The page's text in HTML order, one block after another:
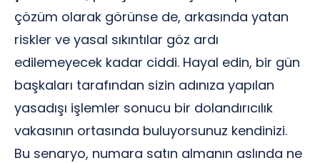
çözüm olarak görünse de, arkasında yatan
riskler ve yasal sıkıntılar göz ardı
edilemeyecek kadar ciddi. Hayal edin, bir gün
başkaları tarafından sizin adınıza yapılan
yasadışı işlemler sonucu bir dolandırıcılık
vakasının ortasında buluyorsunuz kendinizi.
Bu senaryo, numara satın almanın aslında ne